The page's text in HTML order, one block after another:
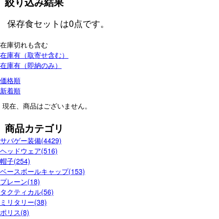
保存食セットは0点です。
在庫切れも含む
在庫有（取寄せ含む）
在庫有（即納のみ）
価格順
新着順
現在、商品はございません。
商品カテゴリ
サバゲー装備(4429)
ヘッドウェア(516)
帽子(254)
ベースボールキャップ(153)
プレーン(18)
タクティカル(56)
ミリタリー(38)
ポリス(8)